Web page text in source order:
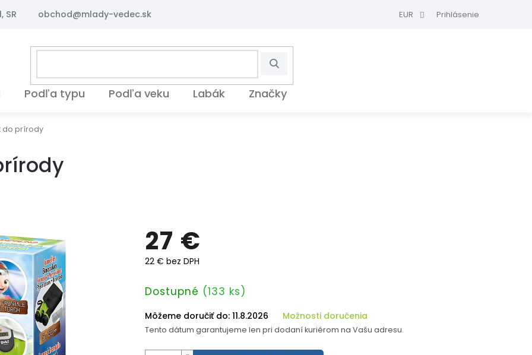
SR obchod@mlady-vedec.sk EUR Prihlásenie
Hľadať
Podľa typu Podľa veku Labák Značky
do prírody
27 €
22 € bez DPH
Jednotková
Dostupné (133 ks)
Môžeme doručiť do: 11.8.2026 Možnosti doručenia
Tento dátum garantujeme len pri dodaní kuriérom na Vašu adresu.